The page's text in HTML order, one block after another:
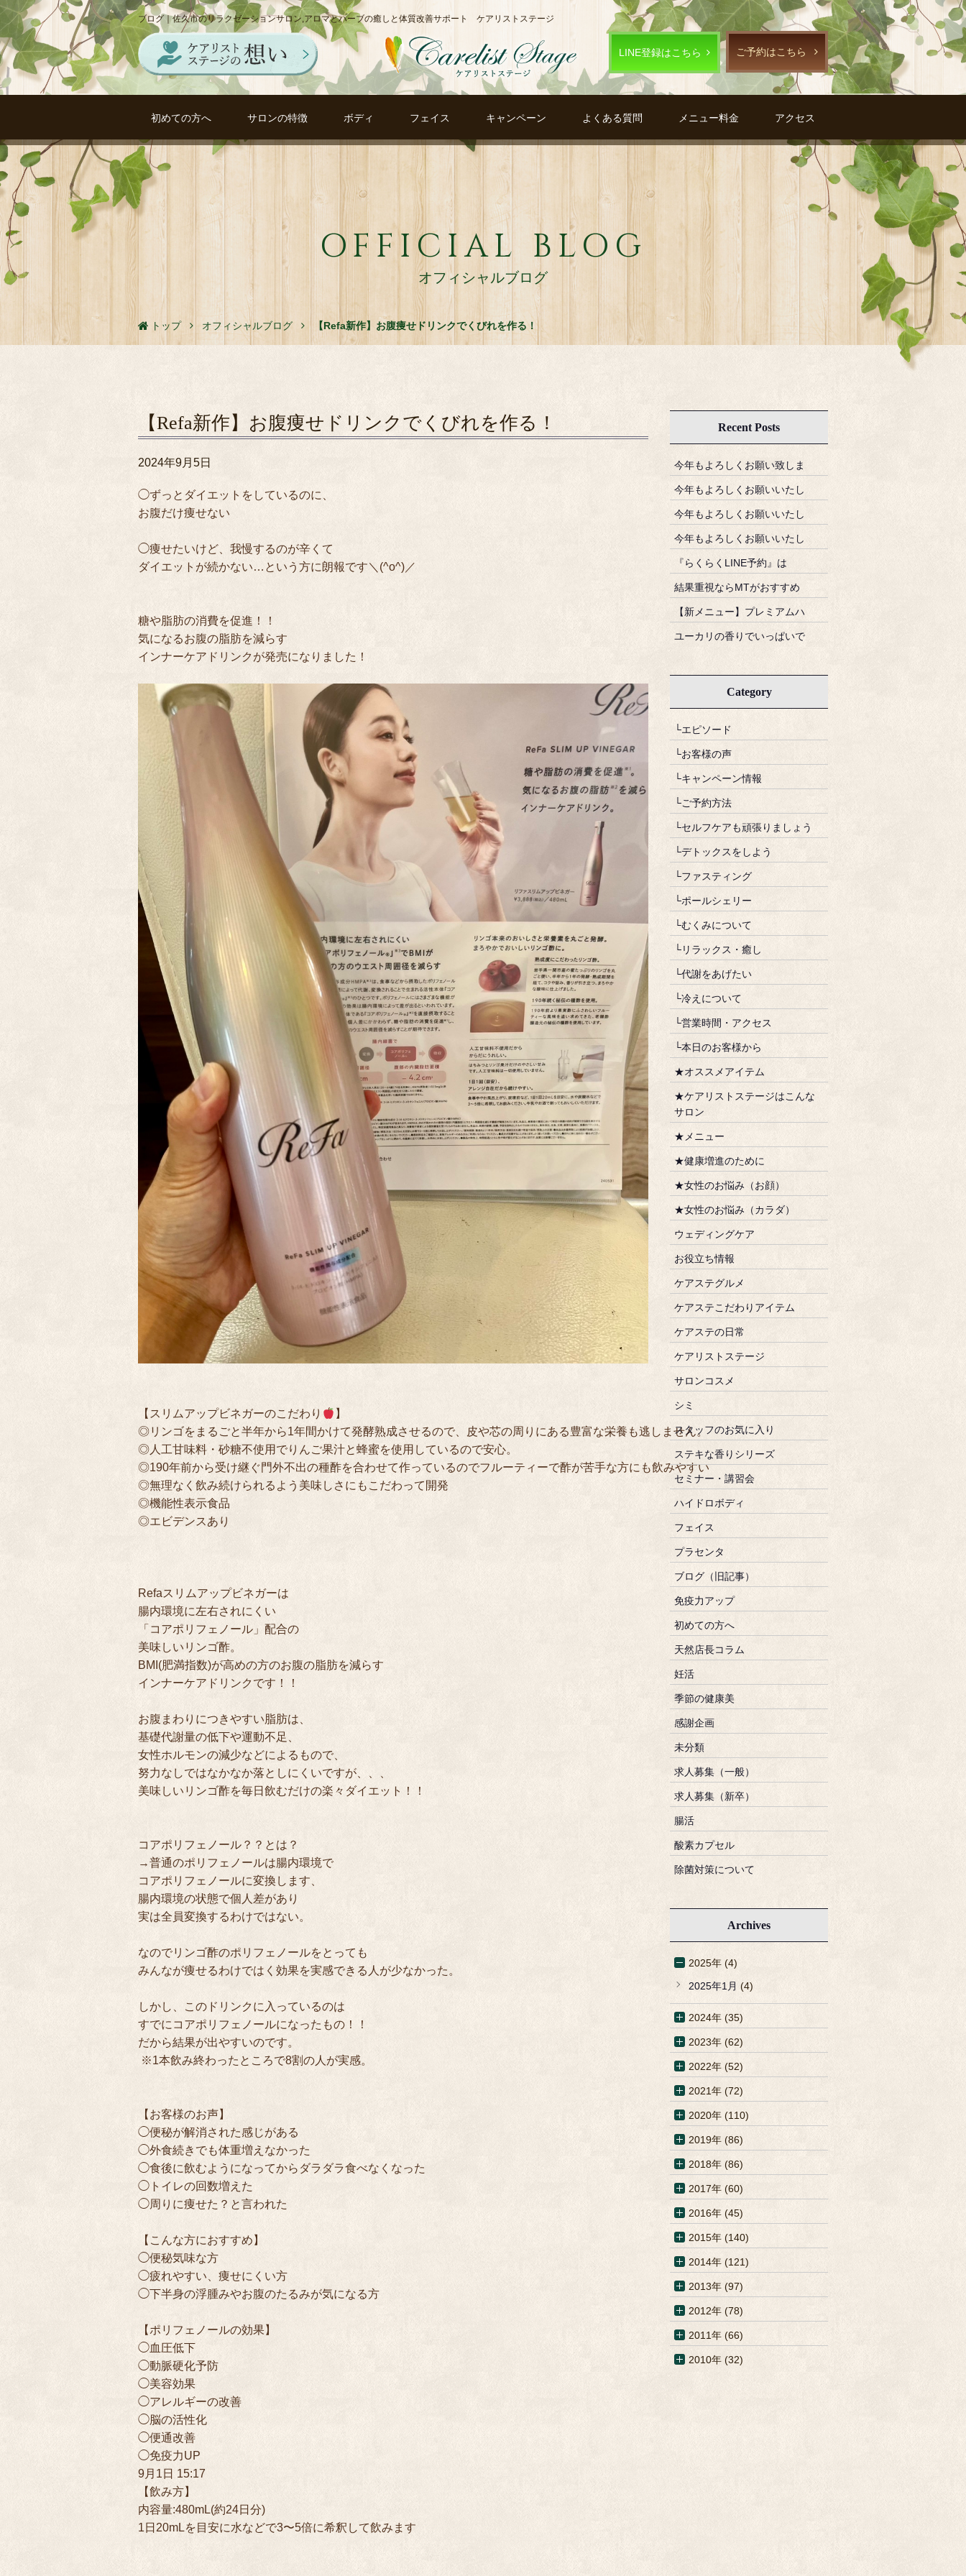
ブログ｜佐久市のリラクゼーションサロン,アロマとハーブの癒しと体質改善サポート ケアリストステージ
LINE登録はこちら ご予約はこちら
初めての方へ サロンの特徴 ボディ フェイス キャンペーン よくある質問 メニュー料金 アクセス
OFFICIAL BLOG
オフィシャルブログ
トップ オフィシャルブログ 【Refa新作】お腹痩せドリンクでくびれを作る！
【Refa新作】お腹痩せドリンクでくびれを作る！
2024年9月5日
◯ずっとダイエットをしているのに、
お腹だけ痩せない
◯痩せたいけど、我慢するのが辛くて
ダイエットが続かない…という方に朗報です＼(^o^)／
糖や脂肪の消費を促進！！
気になるお腹の脂肪を減らす
インナーケアドリンクが発売になりました！
【スリムアップビネガーのこだわり
】
◎リンゴをまるごと半年から1年間かけて発酵熟成させるので、皮や芯の周りにある豊富な栄養も逃しません。
◎人工甘味料・砂糖不使用でりんご果汁と蜂蜜を使用しているので安心。
◎190年前から受け継ぐ門外不出の種酢を合わせて作っているのでフルーティーで酢が苦手な方にも飲みやすい
◎無理なく飲み続けられるよう美味しさにもこだわって開発
◎機能性表示食品
◎エビデンスあり
Refaスリムアップビネガーは
腸内環境に左右されにくい
「コアポリフェノール」配合の
美味しいリンゴ酢。
BMI(肥満指数)が高めの方のお腹の脂肪を減らす
インナーケアドリンクです！！
お腹まわりにつきやすい脂肪は、
基礎代謝量の低下や運動不足、
女性ホルモンの減少などによるもので、
努力なしではなかなか落としにくいですが、、、
美味しいリンゴ酢を毎日飲むだけの楽々ダイエット！！
コアポリフェノール？？とは？
→普通のポリフェノールは腸内環境で
コアポリフェノールに変換します、
腸内環境の状態で個人差があり
実は全員変換するわけではない。
なのでリンゴ酢のポリフェノールをとっても
みんなが痩せるわけではく効果を実感できる人が少なかった。
しかし、このドリンクに入っているのは
すでにコアポリフェノールになったもの！！
だから結果が出やすいのです。
※1本飲み終わったところで8割の人が実感。
【お客様のお声】
◯便秘が解消された感じがある
◯外食続きでも体重増えなかった
◯食後に飲むようになってからダラダラ食べなくなった
◯トイレの回数増えた
◯周りに痩せた？と言われた
【こんな方におすすめ】
◯便秘気味な方
◯疲れやすい、痩せにくい方
◯下半身の浮腫みやお腹のたるみが気になる方
【ポリフェノールの効果】
◯血圧低下
◯動脈硬化予防
◯美容効果
◯アレルギーの改善
◯脳の活性化
◯便通改善
◯免疫力UP
9月1日 15:17
【飲み方】
内容量:480mL(約24日分)
1日20mLを目安に水などで3〜5倍に希釈して飲みます
Recent Posts
今年もよろしくお願い致しま
今年もよろしくお願いいたし
今年もよろしくお願いいたし
今年もよろしくお願いいたし
『らくらくLINE予約』は
結果重視ならMTがおすすめ
【新メニュー】プレミアムハ
ユーカリの香りでいっぱいで
Category
└エピソード
└お客様の声
└キャンペーン情報
└ご予約方法
└セルフケアも頑張りましょう
└デトックスをしよう
└ファスティング
└ポールシェリー
└むくみについて
└リラックス・癒し
└代謝をあげたい
└冷えについて
└営業時間・アクセス
└本日のお客様から
★オススメアイテム
★ケアリストステージはこんな
サロン
★メニュー
★健康増進のために
★女性のお悩み（お顔）
★女性のお悩み（カラダ）
ウェディングケア
お役立ち情報
ケアステグルメ
ケアステこだわりアイテム
ケアステの日常
ケアリストステージ
サロンコスメ
シミ
スタッフのお気に入り
ステキな香りシリーズ
セミナー・講習会
ハイドロボディ
フェイス
プラセンタ
ブログ（旧記事）
免疫力アップ
初めての方へ
天然店長コラム
妊活
季節の健康美
感謝企画
未分類
求人募集（一般）
求人募集（新卒）
腸活
酸素カプセル
除菌対策について
Archives
2025年 (4)
2025年1月 (4)
2024年 (35)
2023年 (62)
2022年 (52)
2021年 (72)
2020年 (110)
2019年 (86)
2018年 (86)
2017年 (60)
2016年 (45)
2015年 (140)
2014年 (121)
2013年 (97)
2012年 (78)
2011年 (66)
2010年 (32)